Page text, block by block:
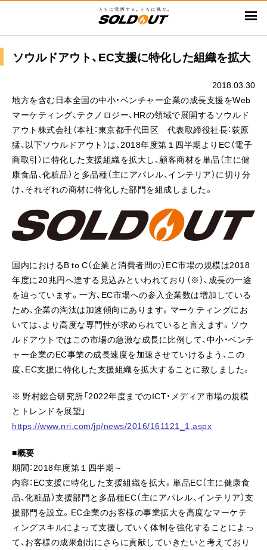
ン
ン
ソウルドアウト、EC支援に特化した組織を拡大
2018.03.30
地方を含む日本全国の中小・ベンチャー企業の成長支援をWeb
マーケティング、テクノロジー、HRの領域で展開するソウルド
アウト株式会社（本社：東京都千代田区 代表取締役社長：荻原
猛、以下ソウルドアウト）は、2018年度第１四半期よりEC（電子
商取引）に特化した支援組織を拡大し、顧客商材を単品（主に健
康食品、化粧品）と多品種（主にアパレル、インテリア）に切り分
け、それぞれの商材に特化した部門を組成しました。
国内におけるB to C（企業と消費者間の）EC市場の規模は2018
年度に20兆円へ達する見込みといわれており（※）、成長の一途
を辿っています。一方、EC市場への参入企業数は増加している
ため、企業の淘汰は加速傾向にあります。マーケティングにお
いては、より高度な専門性が求められていると言えます。ソウ
ルドアウトではこの市場の急激な成長に比例して、中小・ベンチ
ャー企業のEC事業の成長速度を加速させていけるよう、この
度、EC支援に特化した支援組織を拡大することに致しました。
※ 野村総合研究所「2022年度までのICT・メディア市場の規模
とトレンドを展望」
https://www.nri.com/jp/news/2016/161121_1.aspx
■概要
期間：2018年度第１四半期～
内容：EC支援に特化した支援組織を拡大。単品EC（主に健康食
品、化粧品）支援部門と多品種EC（主にアパレル、インテリア）支
援部門を設立。EC企業のお客様の事業拡大を高度なマーケテ
ィングスキルによって支援していく体制を強化することによっ
て、お客様の成果創出にさらに貢献していきたいと考えており